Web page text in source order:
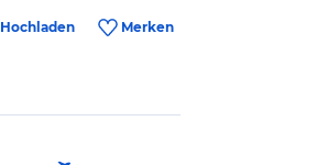
Hochladen Merken